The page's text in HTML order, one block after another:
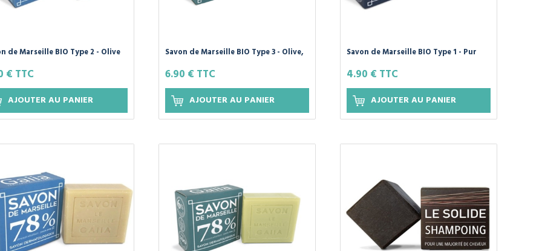
de Marseille BIO Type 2 - Olive
€ TTC
AJOUTER AU PANIER
Savon de Marseille BIO Type 3 - Olive,
6.90 € TTC
AJOUTER AU PANIER
Savon de Marseille BIO Type 1 - Pur
4.90 € TTC
AJOUTER AU PANIER